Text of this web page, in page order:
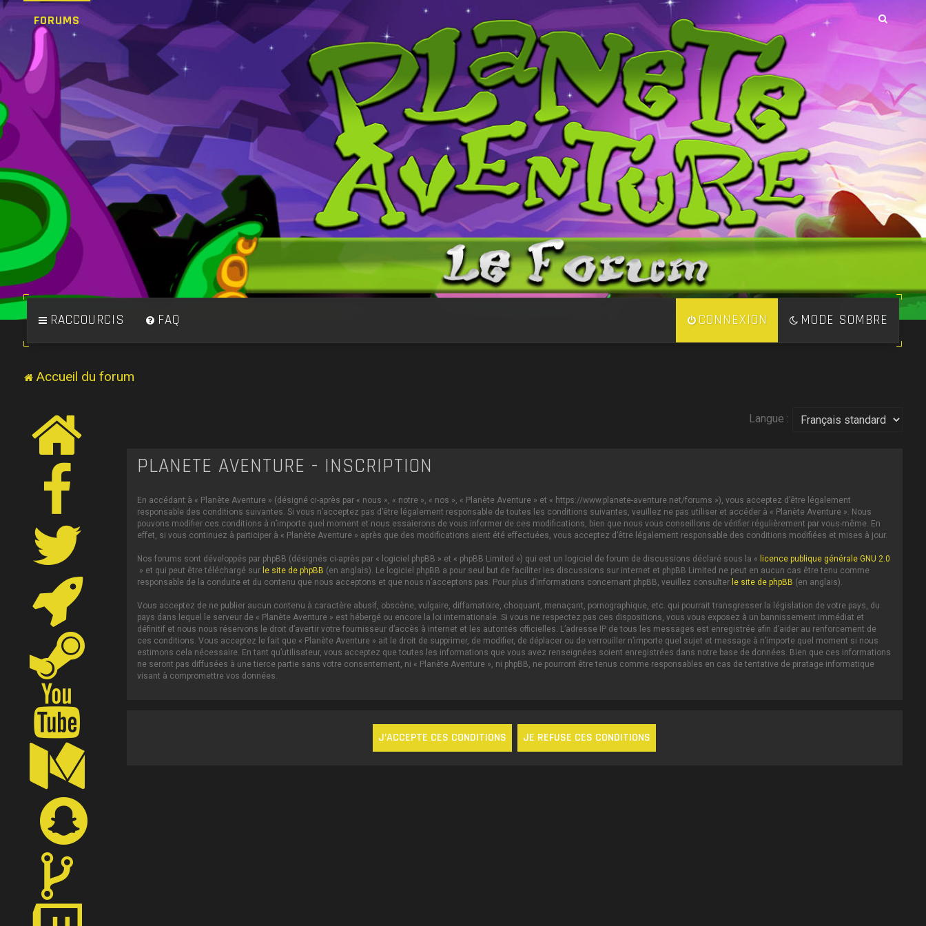
FORUMS
RACCOURCIS MODE SOMBRE
FAQ CONNEXION
Accueil du forum
Langue :
PLANÈTE AVENTURE - INSCRIPTION
En accédant à « Planète Aventure » (désigné ci-après par « nous », « notre », « nos », « Planète Aventure » et « https://www.planete-aventure.net/forums »), vous acceptez d’être légalement
responsable des conditions suivantes. Si vous n’acceptez pas d’être légalement responsable de toutes les conditions suivantes, veuillez ne pas utiliser et accéder à « Planète Aventure ». Nous
pouvons modifier ces conditions à n’importe quel moment et nous essaierons de vous informer de ces modifications, bien que nous vous conseillons de vérifier régulièrement par vous-même. En
effet, si vous continuez à participer à « Planète Aventure » après que des modifications aient été effectuées, vous acceptez d’être légalement responsable des conditions modifiées et mises à jour.
Nos forums sont développés par phpBB (désignés ci-après par « logiciel phpBB » et « phpBB Limited ») qui est un logiciel de forum de discussions déclaré sous la « licence publique générale GNU 2.0
» et qui peut être téléchargé sur le site de phpBB (en anglais). Le logiciel phpBB a pour seul but de faciliter les discussions sur internet et phpBB Limited ne peut en aucun cas être tenu comme
responsable de la conduite et du contenu que nous acceptons et que nous n’acceptons pas. Pour plus d’informations concernant phpBB, veuillez consulter le site de phpBB (en anglais).
Vous acceptez de ne publier aucun contenu à caractère abusif, obscène, vulgaire, diffamatoire, choquant, menaçant, pornographique, etc. qui pourrait transgresser la législation de votre pays, du
pays dans lequel le serveur de « Planète Aventure » est hébergé ou encore la loi internationale. Si vous ne respectez pas ces dispositions, vous vous exposez à un bannissement immédiat et
définitif et nous nous réservons le droit d’avertir votre fournisseur d’accès à internet et les autorités officielles. L’adresse IP de tous les messages est enregistrée afin d’aider au renforcement de
ces conditions. Vous acceptez le fait que « Planète Aventure » ait le droit de supprimer, de modifier, de déplacer ou de verrouiller n’importe quel sujet et message à n’importe quel moment si nous
estimons cela nécessaire. En tant qu’utilisateur, vous acceptez que toutes les informations que vous avez renseignées soient enregistrées dans notre base de données. Bien que ces informations
ne seront pas diffusées à une tierce partie sans votre consentement, ni « Planète Aventure », ni phpBB, ne pourront être tenus comme responsables en cas de tentative de piratage informatique
visant à compromettre vos données.